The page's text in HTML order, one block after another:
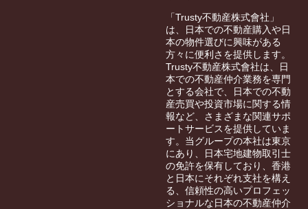
「Trusty不動産株式會社」
は、日本での不動産購入や日
本の物件選びに興味がある
方々に便利さを提供します。
Trusty不動産株式會社は、日
本での不動産仲介業務を専門
とする会社で、日本での不動
産売買や投資市場に関する情
報など、さまざまな関連サポ
ートサービスを提供していま
す。当グループの本社は東京
にあり、日本宅地建物取引士
の免許を保有しており、香港
と日本にそれぞれ支社を構え
る、信頼性の高いプロフェッ
ショナルな日本の不動産仲介